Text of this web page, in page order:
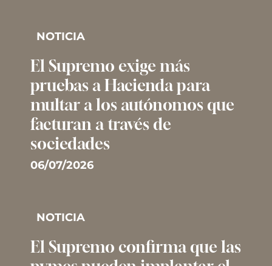
NOTICIA
El Supremo exige más
pruebas a Hacienda para
multar a los autónomos que
facturan a través de
sociedades
06/07/2026
NOTICIA
El Supremo confirma que las